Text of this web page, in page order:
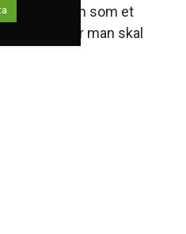
forstås kun som et
når man skal